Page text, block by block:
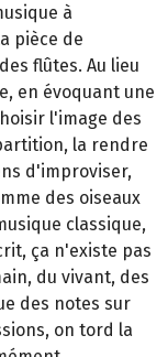
à
pièce de
flûtes. Au lieu
en évoquant une
l'image des
la rendre
d'improviser,
des oiseaux
classique,
ça n'existe pas
du vivant, des
des notes sur
on tord la